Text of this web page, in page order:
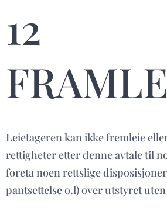
12
Leietageren kan ikke fremleie
rettigheter etter denne avtale til
foreta noen rettslige
pantsettelse o.l) over utstyret